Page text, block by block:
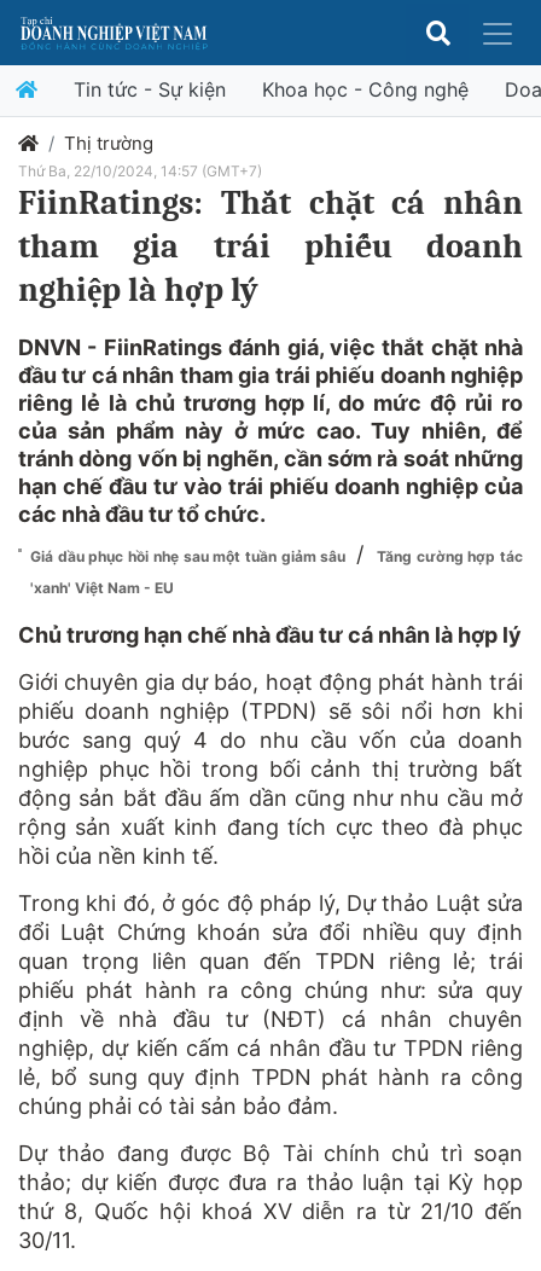
Tin tức - Sự kiện Khoa học - Công nghệ
Thị trường
Thứ Ba, 22/10/2024, 14:57 (GMT+7)
FiinRatings: Thắt chặt cá nhân
tham gia trái phiếu doanh
nghiệp là hợp lý
DNVN - FiinRatings đánh giá, việc thắt chặt nhà
đầu tư cá nhân tham gia trái phiếu doanh nghiệp
riêng lẻ là chủ trương hợp lí, do mức độ rủi ro
của sản phẩm này ở mức cao. Tuy nhiên, để
tránh dòng vốn bị nghẽn, cần sớm rà soát những
hạn chế đầu tư vào trái phiếu doanh nghiệp của
các nhà đầu tư tổ chức.
Giá dầu phục hồi nhẹ sau một tuần giảm sâu /
Tăng cường hợp tác
'xanh' Việt Nam - EU
Chủ trương hạn chế nhà đầu tư cá nhân là hợp lý
Giới chuyên gia dự báo, hoạt động phát hành trái
phiếu doanh nghiệp (TPDN) sẽ sôi nổi hơn khi
bước sang quý 4 do nhu cầu vốn của doanh
nghiệp phục hồi trong bối cảnh thị trường bất
động sản bắt đầu ấm dần cũng như nhu cầu mở
rộng sản xuất kinh đang tích cực theo đà phục
hồi của nền kinh tế.
Trong khi đó, ở góc độ pháp lý, Dự thảo Luật sửa
đổi Luật Chứng khoán sửa đổi nhiều quy định
quan trọng liên quan đến TPDN riêng lẻ; trái
phiếu phát hành ra công chúng như: sửa quy
định về nhà đầu tư (NĐT) cá nhân chuyên
nghiệp, dự kiến cấm cá nhân đầu tư TPDN riêng
lẻ, bổ sung quy định TPDN phát hành ra công
chúng phải có tài sản bảo đảm.
Dự thảo đang được Bộ Tài chính chủ trì soạn
thảo; dự kiến được đưa ra thảo luận tại Kỳ họp
thứ 8, Quốc hội khoá XV diễn ra từ 21/10 đến
30/11.